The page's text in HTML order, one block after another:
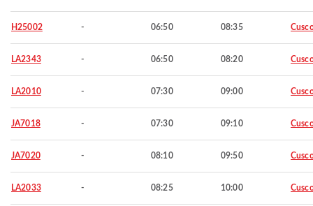
H25002 - 06:50 08:35
LA2343 - 06:50 08:20
LA2010 - 07:30 09:00
JA7018 - 07:30 09:10
JA7020 - 08:10 09:50
LA2033 - 08:25 10:00